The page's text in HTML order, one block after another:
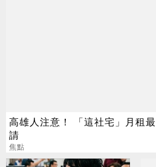
高雄人注意！ 「這社宅」月租
請
焦點